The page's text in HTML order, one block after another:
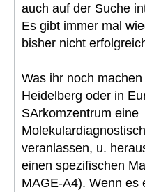
auch auf der Suche
Es gibt immer mal
bisher nicht
Was ihr noch
Heidelberg oder in
SArkomzentrum eine
veranlassen, u.
einen spezifischen
MAGE-A4). Wenn es